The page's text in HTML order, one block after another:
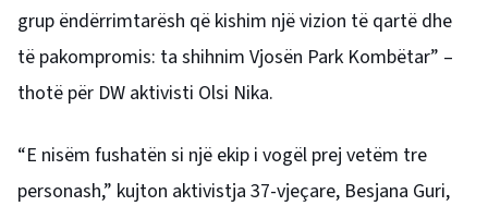
grup ëndërrimtarësh që kishim një vizion të qartë dhe
të pakompromis: ta shihnim Vjosën Park Kombëtar” –
thotë për DW aktivisti Olsi Nika.
“E nisëm fushatën si një ekip i vogël prej vetëm tre
personash,” kujton aktivistja 37-vjeçare, Besjana Guri,